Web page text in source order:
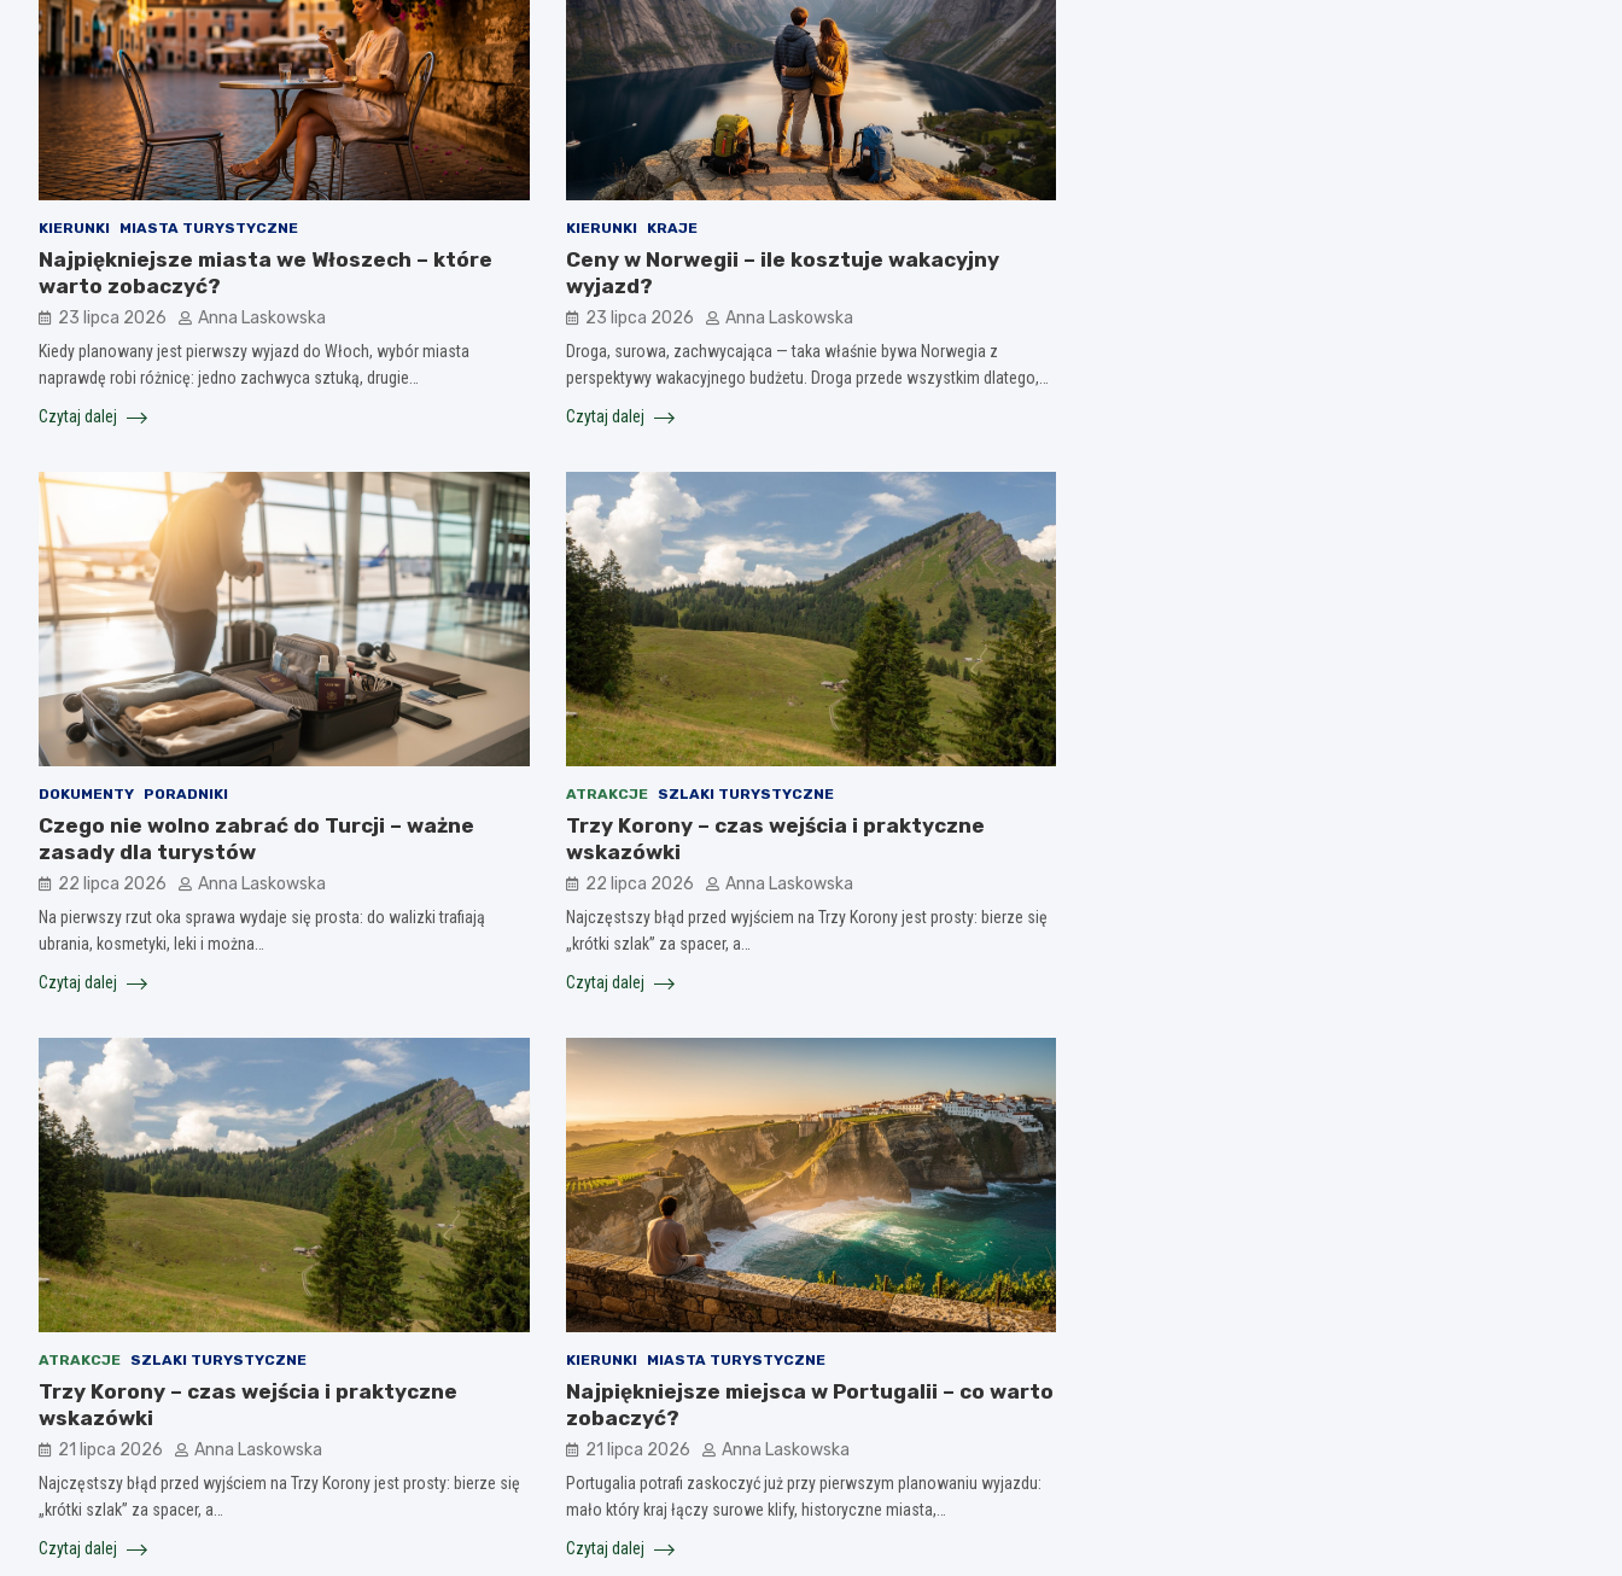
KIERUNKI MIASTA TURYSTYCZNE
Najpiękniejsze miasta we Włoszech – które
warto zobaczyć?
23 lipca 2026 Anna Laskowska
Kiedy planowany jest pierwszy wyjazd do Włoch, wybór miasta
naprawdę robi różnicę: jedno zachwyca sztuką, drugie…
Czytaj dalej
KIERUNKI KRAJE
Ceny w Norwegii – ile kosztuje wakacyjny
wyjazd?
23 lipca 2026 Anna Laskowska
Droga, surowa, zachwycająca — taka właśnie bywa Norwegia z
perspektywy wakacyjnego budżetu. Droga przede wszystkim dlatego,…
Czytaj dalej
DOKUMENTY PORADNIKI
Czego nie wolno zabrać do Turcji – ważne
zasady dla turystów
22 lipca 2026 Anna Laskowska
Na pierwszy rzut oka sprawa wydaje się prosta: do walizki trafiają
ubrania, kosmetyki, leki i można…
Czytaj dalej
ATRAKCJE SZLAKI TURYSTYCZNE
Trzy Korony – czas wejścia i praktyczne
wskazówki
22 lipca 2026 Anna Laskowska
Najczęstszy błąd przed wyjściem na Trzy Korony jest prosty: bierze się
„krótki szlak” za spacer, a…
Czytaj dalej
ATRAKCJE SZLAKI TURYSTYCZNE
Trzy Korony – czas wejścia i praktyczne
wskazówki
21 lipca 2026 Anna Laskowska
Najczęstszy błąd przed wyjściem na Trzy Korony jest prosty: bierze się
„krótki szlak” za spacer, a…
Czytaj dalej
KIERUNKI MIASTA TURYSTYCZNE
Najpiękniejsze miejsca w Portugalii – co warto
zobaczyć?
21 lipca 2026 Anna Laskowska
Portugalia potrafi zaskoczyć już przy pierwszym planowaniu wyjazdu:
mało który kraj łączy surowe klify, historyczne miasta,…
Czytaj dalej